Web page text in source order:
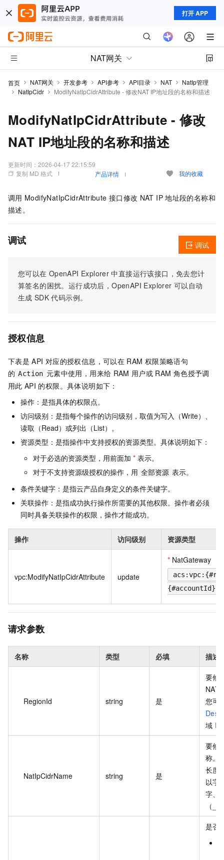
打开 APP
NAT网关
首页 NAT网关 开发参考 API参考 API目录 NAT
NatIp管理
NatIpCidr
ModifyNatIpCidrAttribute - 修改NAT IP地址段的名称和描述
ModifyNatIpCidrAttribute - 修改
NAT IP地址段的名称和描述
更新时间： 2026-04-17 22:15:59
复制 MD 格式
产品详情 我的收藏
调用 ModifyNatIpCidrAttribute 接口修改 NAT IP 地址段的名称和
描述。
调试
您可以在 OpenAPI Explorer 中直接运行该接口，免去您计
算签名的困扰。运行成功后，OpenAPI Explorer 可以自动
生成 SDK 代码示例。
调试
授权信息
下表是 API 对应的授权信息，可以在 RAM 权限策略语句
的 Action 元素中使用，用来给 RAM 用户或 RAM 角色授予调
用此 API 的权限。具体说明如下：
操作：是指具体的权限点。
访问级别：是指每个操作的访问级别，取值为写入（Write）、
读取（Read）或列出（List）。
资源类型：是指操作中支持授权的资源类型。具体说明如下：
对于必选的资源类型，用前面加 * 表示。
对于不支持资源级授权的操作，用 全部资源 表示。
条件关键字：是指云产品自身定义的条件关键字。
关联操作：是指成功执行操作所需要的其他权限。操作者必须
同时具备关联操作的权限，操作才能成功。
操作 访问级别 资源类型
vpc:ModifyNatIpCidrAttribute update
* NatGateway
请求参数
名称 类型 必填 描述
RegionId string 是
要修
NAT
您可
域 ID
NatIpCidrName string 是
要修
称。
长度
以字
字、
（_
是否